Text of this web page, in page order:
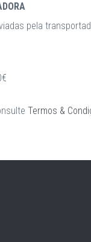
pela
Termos &